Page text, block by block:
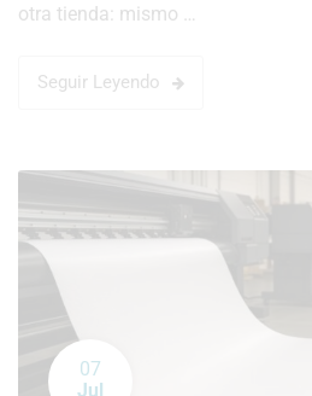
otra tienda: mismo …
Seguir Leyendo
07
Jul